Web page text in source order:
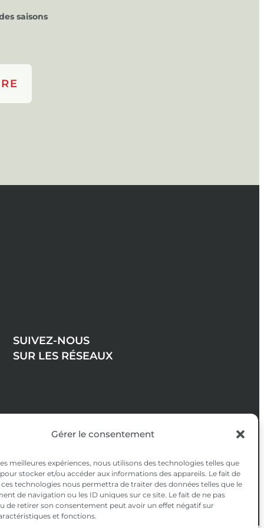
Gérer le consentement
meilleures expériences, nous utilisons des technologies telles que
stocker et/ou accéder aux informations des appareils. Le fait de
technologies nous permettra de traiter des données telles que le
de navigation ou les ID uniques sur ce site. Le fait de ne pas
de retirer son consentement peut avoir un effet négatif sur
et fonctions.
saisons
SUIVEZ-NOUS
SUR LES RÉSEAUX